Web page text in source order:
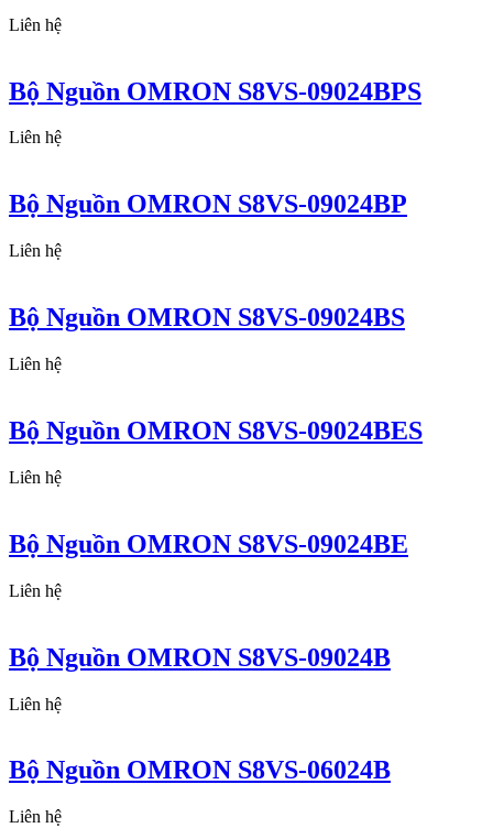
Liên hệ
Bộ Nguồn OMRON S8VS-09024BPS
Liên hệ
Bộ Nguồn OMRON S8VS-09024BP
Liên hệ
Bộ Nguồn OMRON S8VS-09024BS
Liên hệ
Bộ Nguồn OMRON S8VS-09024BES
Liên hệ
Bộ Nguồn OMRON S8VS-09024BE
Liên hệ
Bộ Nguồn OMRON S8VS-09024B
Liên hệ
Bộ Nguồn OMRON S8VS-06024B
Liên hệ